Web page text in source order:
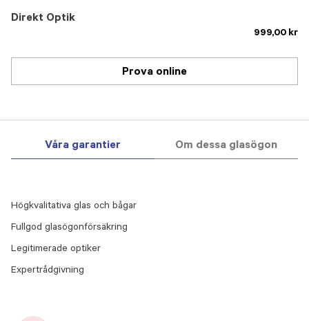
Direkt Optik
999,00 kr
Prova online
Våra garantier Om dessa glasögon
Högkvalitativa glas och bågar
Fullgod glasögonförsäkring
Legitimerade optiker
Expertrådgivning